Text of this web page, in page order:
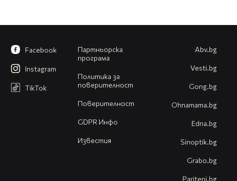
Партньорска
програма
Политика за
поверителност
Поверителност
GDPR Инфо
Известия
Facebook
Instagram
TikTok
Abv.bg
Vesti.bg
Gong.bg
Оhnamama.bg
Edna.bg
Sinoptik.bg
Grabo.bg
Pariteni.bg